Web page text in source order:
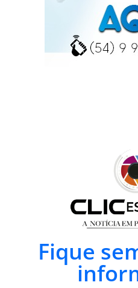
Fique